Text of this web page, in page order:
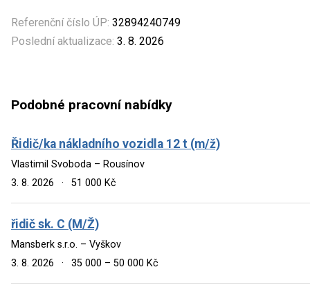
Referenční číslo ÚP: 32894240749
Poslední aktualizace: 3. 8. 2026
Podobné pracovní nabídky
Řidič/ka nákladního vozidla 12 t (m/ž)
Vlastimil Svoboda – Rousínov
3. 8. 2026
· 51 000 Kč
řidič sk. C (M/Ž)
Mansberk s.r.o. – Vyškov
3. 8. 2026
· 35 000 – 50 000 Kč